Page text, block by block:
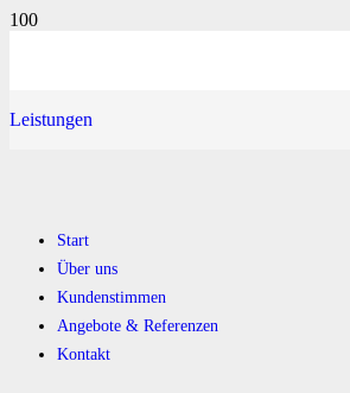
Leistungen
Start
Über uns
Kundenstimmen
Angebote & Referenzen
Kontakt